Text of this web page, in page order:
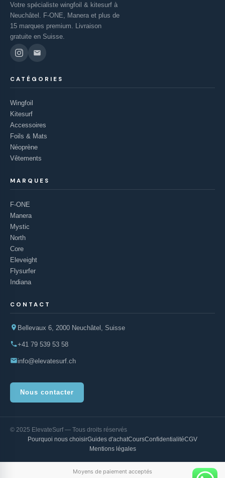
Votre spécialiste wingfoil & kitesurf à
Neuchâtel. F-ONE, Manera et plus de
15 marques premium. Livraison
gratuite en Suisse.
CATÉGORIES
Wingfoil
Kitesurf
Accessoires
Foils & Mats
Néoprène
Vêtements
MARQUES
F-ONE
Manera
Mystic
North
Core
Eleveight
Flysurfer
Indiana
CONTACT
Bellevaux 6, 2000 Neuchâtel, Suisse
+41 79 539 53 58
info@elevatesurf.ch
Nous contacter
© 2025 ElevateSurf — Tous droits réservés
Pourquoi nous choisirGuides d'achatCoursConfidentialitéCGV
Mentions légales
Moyens de paiement acceptés